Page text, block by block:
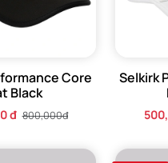
Core
Black
đ 800,000đ
Selkirk